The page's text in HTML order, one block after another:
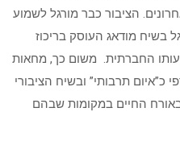
הציבור כבר מורגל לשמוע
בשיח מודאג העוסק בריכוז
החברתית. משום כך, מחאות
כ”איום תרבותי” ובשיח הציבורי
באורח החיים במקומות שבהם